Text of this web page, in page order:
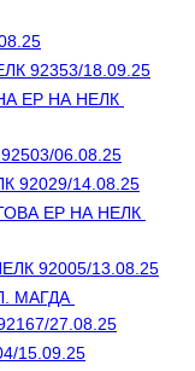
92353/18.09.25
ЕР НА НЕЛК
06.08.25
92029/14.08.25
ЕР НА НЕЛК
92005/13.08.25
МАГДА
27.08.25
15.09.25